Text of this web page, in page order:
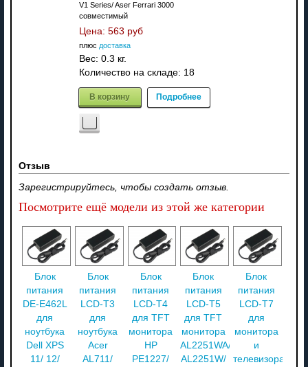
V1 Series/ Aser Ferrari 3000
совместимый
Цена: 563 руб
плюс доставка
Вес: 0.3 кг.
Количество на складе: 18
В корзину Подробнее
Отзыв
Зарегистрируйтесь, чтобы создать отзыв.
Посмотрите ещё модели из этой же категории
Блок
питания
DE-E462L
для
ноутбука
Dell XPS
11/ 12/
Блок
питания
LCD-T3
для
ноутбука
Acer
AL711/
Блок
питания
LCD-T4
для TFT
монитора
HP
PE1227/
Блок
питания
LCD-T5
для TFT
монитора
AL2251WA/
AL2251W/
Блок
питания
LCD-T7
для
монитора
и
телевизора